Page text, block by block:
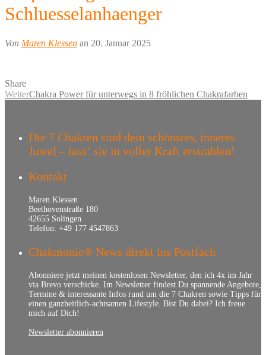
Schluesselanhaenger
Von Maren Klessen an 20. Januar 2025
Share
WeiterChakra Power für unterwegs in 8 fröhlichen Chakrafarben
Die 7 Chakren sind dein schönstes, inneres
Juwel – lass‘ sie in voller Kraft erstrahlen!
Kontakt
Maren Klessen
Beethovenstraße 180
42655 Solingen
Telefon: +49 177 4547863
Chakmonie® News direkt ins Postfach
Abonniere jetzt meinen kostenlosen Newsletter, den ich 4x im Jahr
via Brevo verschicke. Im Newsletter findest Du spannende Angebote,
Termine & interessante Infos rund um die 7 Chakren sowie Tipps für
einen ganzheitlich-achtsamen Lifestyle. Bist Du dabei? Ich freue
mich auf Dich!
Newsletter abonnieren